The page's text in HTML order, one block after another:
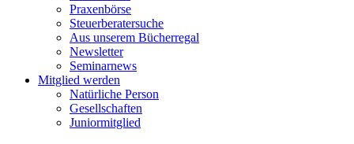
Praxenbörse
Steuerberatersuche
Aus unserem Bücherregal
Newsletter
Seminarnews
Mitglied werden
Natürliche Person
Gesellschaften
Juniormitglied